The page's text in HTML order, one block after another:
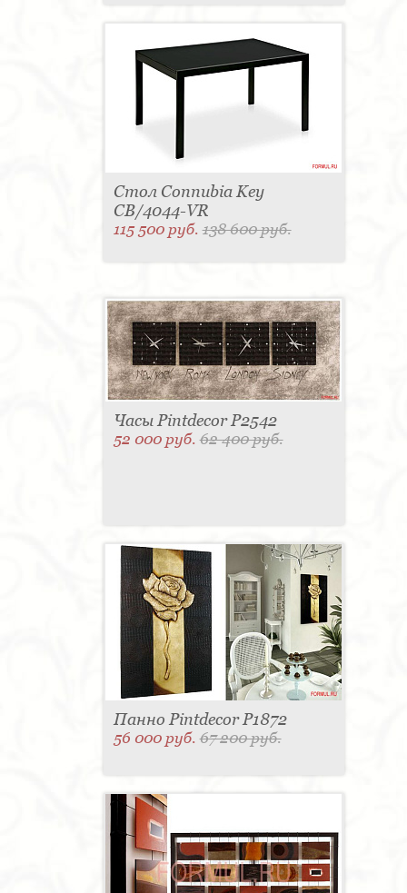
Стол Connubia Key
CB/4044-VR
115 500 руб.138 600 руб.
Часы Pintdecor P2542
52 000 руб.62 400 руб.
Панно Pintdecor P1872
56 000 руб.67 200 руб.